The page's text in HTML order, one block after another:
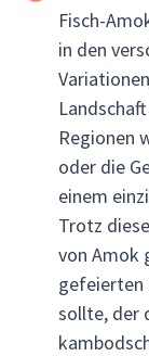
Fisch-
in den
Regionen
oder die
einem
Trotz
von Amok
gefeierten
sollte, der